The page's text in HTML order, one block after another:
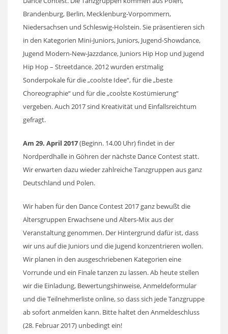
Brandenburg, Berlin, Mecklenburg-Vorpommern,
Niedersachsen und Schleswig-Holstein. Sie präsentieren sich
in den Kategorien Mini-Juniors, Juniors, Jugend-Showdance,
Jugend Modern-New-Jazzdance, Juniors Hip Hop und Jugend
Hip Hop – Streetdance. 2012 wurden erstmalig
Sonderpokale für die „coolste Idee“, für die „beste
Choreographie“ und für die „coolste Kostümierung“
vergeben. Auch 2017 sind Kreativität und Einfallsreichtum
gefragt.
Am 29. April 2017(Beginn. 14.00 Uhr) findet in der
Nordperdhalle in Göhren der nächste Dance Contest statt.
Wir erwarten dazu wieder zahlreiche Tanzgruppen aus ganz
Deutschland und Polen.
Wir haben für den Dance Contest 2017 ganz bewußt die
Altersgruppen Erwachsene und Alters-Mix aus der
Veranstaltung genommen. Der Hintergrund dafür ist, dass
wir uns auf die Juniors und die Jugend konzentrieren wollen.
Wir planen in den ausgeschriebenen Kategorien eine
Vorrunde und ein Finale tanzen zu lassen. Ab heute stellen
wir die Einladung, Bewertungshinweise, Anmeldeformular
und die Teilnehmerliste online, so dass sich jede Tanzgruppe
ab sofort anmelden kann. Bitte haltet den Anmeldeschluss
(28. Februar 2017) unbedingt ein!